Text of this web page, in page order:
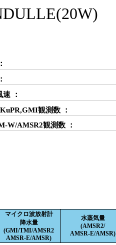
：
観測数 ：
W/AMSR2観測数 ：
マイクロ波放射計
降水量
(GMI/TMI/AMSR2
AMSR-E/AMSR)
水蒸気量
(AMSR2/
AMSR-E/AMSR)